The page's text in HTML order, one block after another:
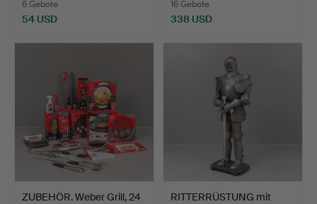
6 Gebote
54 USD
16 Gebote
338 USD
ZUBEHÖR. Weber Grill, 24
RITTERRÜSTUNG mit